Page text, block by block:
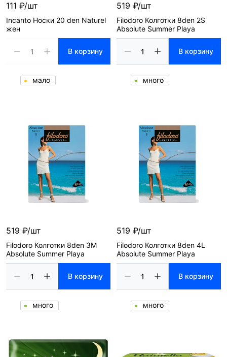
111 ₽/шт
Incanto Носки 20 den Naturel
жен
В корзину
мало
519 ₽/шт
Filodoro Колготки 8den 2S
Absolute Summer Playa
В корзину
много
519 ₽/шт
Filodoro Колготки 8den 3M
Absolute Summer Playa
В корзину
много
519 ₽/шт
Filodoro Колготки 8den 4L
Absolute Summer Playa
В корзину
много